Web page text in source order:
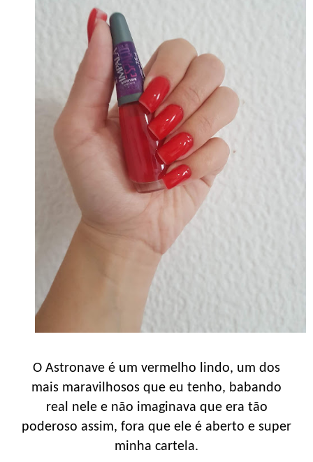
O Astronave é um vermelho lindo, um dos
mais maravilhosos que eu tenho, babando
real nele e não imaginava que era tão
poderoso assim, fora que ele é aberto e super
minha cartela.